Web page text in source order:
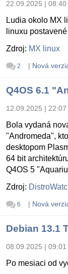
22.09.2025 | 08:40
Ludia okolo MX
linuxu
Zdroj: MX linux
2 | Nová
Q4OS 6.1
12.09.2025 | 22:07
Bola vydaná
"Andromeda",
desktopom
64 bit
Q4OS 5
Zdroj:
6 | Nová
Debian 13.1
08.09.2025 | 09:01
Po mesiaci od